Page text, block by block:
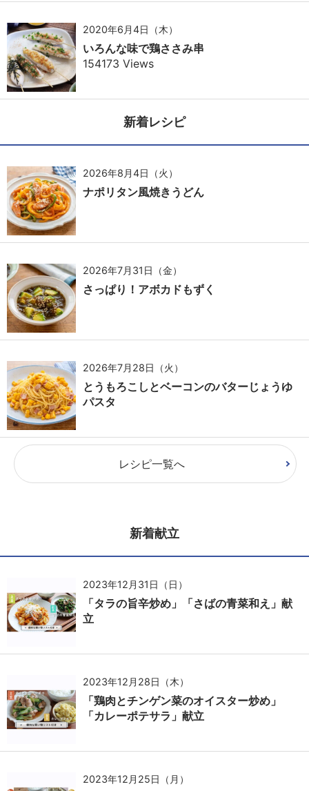
2020年6月4日（木）
いろんな味で鶏ささみ串
154173 Views
新着レシピ
2026年8月4日（火）
ナポリタン風焼きうどん
2026年7月31日（金）
さっぱり！アボカドもずく
2026年7月28日（火）
とうもろこしとベーコンのバターじょうゆ
パスタ
レシピ一覧へ
新着献立
2023年12月31日（日）
「タラの旨辛炒め」「さばの青菜和え」献
立
2023年12月28日（木）
「鶏肉とチンゲン菜のオイスター炒め」
「カレーポテサラ」献立
2023年12月25日（月）